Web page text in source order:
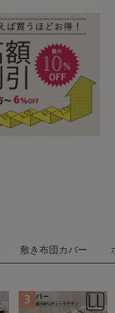
敷き布団カバー